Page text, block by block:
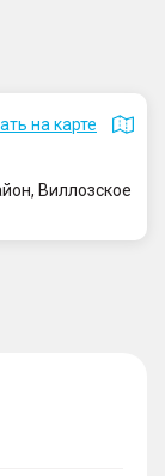
на карте
Виллозское